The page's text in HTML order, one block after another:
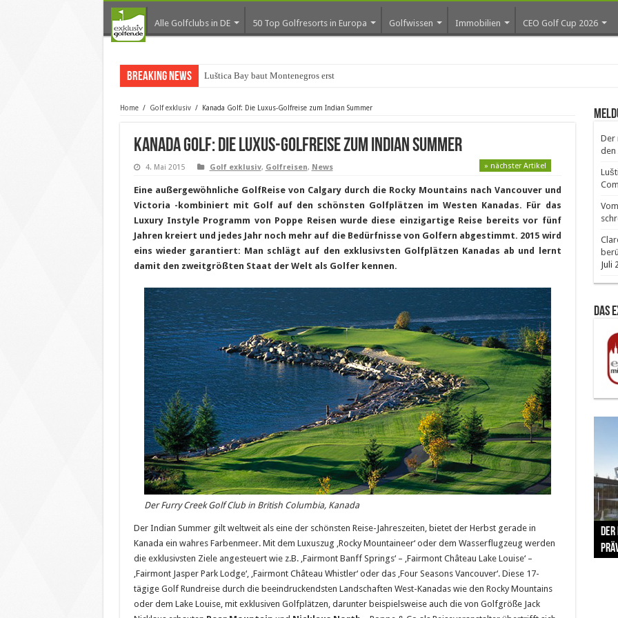
Alle Golfclubs in DE 50 Top Golfresorts in Europa Golfwissen Immobilien CEO Golf Cup 2026
Breaking News Luštica Bay baut Montenegros erste Golf-Community weiter aus
Home / Golf exklusiv / Kanada Golf: Die Luxus-Golfreise zum Indian Summer
Kanada Golf: Die Luxus-Golfreise zum Indian Summer
4. Mai 2015 Golf exklusiv, Golfreisen, News » nächster Artikel
Eine außergewöhnliche GolfReise von Calgary durch die Rocky Mountains nach Vancouver und
Victoria -kombiniert mit Golf auf den schönsten Golfplätzen im Westen Kanadas. Für das
Luxury Instyle Programm von Poppe Reisen wurde diese einzigartige Reise bereits vor fünf
Jahren kreiert und jedes Jahr noch mehr auf die Bedürfnisse von Golfern abgestimmt. 2015 wird
eins wieder garantiert: Man schlägt auf den exklusivsten Golfplätzen Kanadas ab und lernt
damit den zweitgrößten Staat der Welt als Golfer kennen.
Der Furry Creek Golf Club in British Columbia, Kanada
Der Indian Summer gilt weltweit als eine der schönsten Reise-Jahreszeiten, bietet der Herbst gerade in
Kanada ein wahres Farbenmeer. Mit dem Luxuszug ‚Rocky Mountaineer‘ oder dem Wasserflugzeug werden
die exklusivsten Ziele angesteuert wie z.B. ‚Fairmont Banff Springs‘ – ‚Fairmont Château Lake Louise‘ –
‚Fairmont Jasper Park Lodge‘, ‚Fairmont Château Whistler‘ oder das ‚Four Seasons Vancouver‘. Diese 17-
tägige Golf Rundreise durch die beeindruckendsten Landschaften West-Kanadas wie den Rocky Mountains
oder dem Lake Louise, mit exklusiven Golfplätzen, darunter beispielsweise auch die von Golfgröße Jack
Der
den
Juli
Das
The